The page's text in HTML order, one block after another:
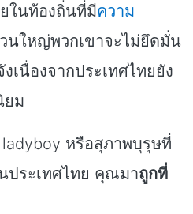
ในท้องถิ่นที่มีความ
นใหญ่พวกเขาจะไม่ยึดมั่น
เนื่องจากประเทศไทยยัง
ยม
หรือสุภาพบุรุษที่
ประเทศไทย คุณมาถูกที่